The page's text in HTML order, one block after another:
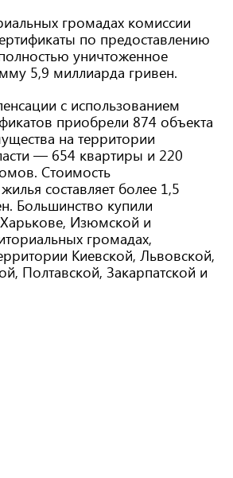
громадах комиссии
по предоставлению
уничтоженное
5,9 миллиарда гривен.
с использованием
приобрели 874 объекта
на территории
— 654 квартиры и 220
Стоимость
составляет более 1,5
Большинство купили
Изюмской и
громадах,
Киевской, Львовской,
Полтавской, Закарпатской и